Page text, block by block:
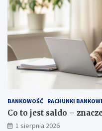
BANKOWOŚĆ RACHUNKI
Co to jest saldo –
1 sierpnia 2026